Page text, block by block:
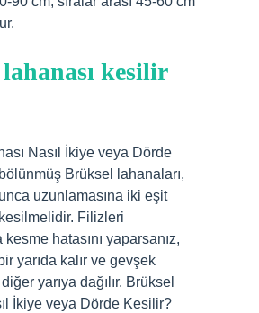
kesilir
Nasıl İkiye veya Dörde
Brüksel lahanaları,
uzunlamasına iki eşit
Filizleri
hatasını yaparsanız,
yarıda kalır ve gevşek
yarıya dağılır. Brüksel
İkiye veya Dörde Kesilir?